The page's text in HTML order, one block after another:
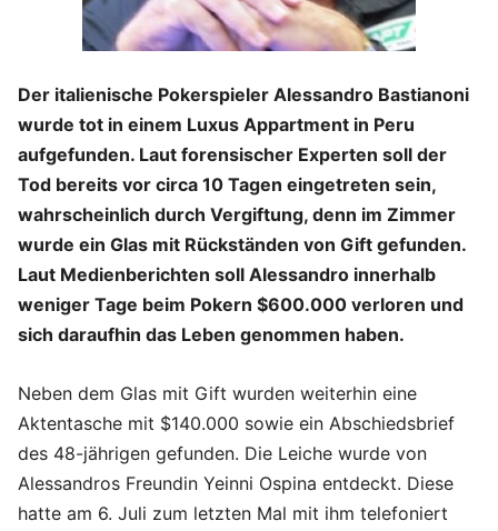
Der italienische Pokerspieler Alessandro Bastianoni
wurde tot in einem Luxus Appartment in Peru
aufgefunden. Laut forensischer Experten soll der
Tod bereits vor circa 10 Tagen eingetreten sein,
wahrscheinlich durch Vergiftung, denn im Zimmer
wurde ein Glas mit Rückständen von Gift gefunden.
Laut Medienberichten soll Alessandro innerhalb
weniger Tage beim Pokern $600.000 verloren und
sich daraufhin das Leben genommen haben.
Neben dem Glas mit Gift wurden weiterhin eine
Aktentasche mit $140.000 sowie ein Abschiedsbrief
des 48-jährigen gefunden. Die Leiche wurde von
Alessandros Freundin Yeinni Ospina entdeckt. Diese
hatte am 6. Juli zum letzten Mal mit ihm telefoniert